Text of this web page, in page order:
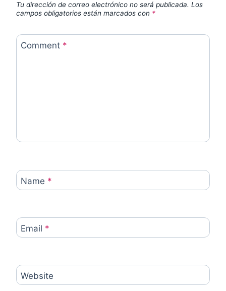
Tu dirección de correo electrónico no será publicada. Los
campos obligatorios están marcados con *
Comment *
Name *
Email *
Website